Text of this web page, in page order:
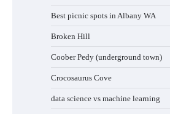
Best picnic spots in Albany WA
Broken Hill
Coober Pedy (underground town)
Crocosaurus Cove
data science vs machine learning